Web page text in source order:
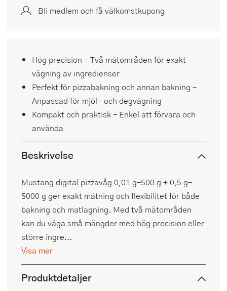
Bli medlem och få välkomstkupong
Hög precision – Två mätområden för exakt
vägning av ingredienser
Perfekt för pizzabakning och annan bakning –
Anpassad för mjöl- och degvägning
Kompakt och praktisk – Enkel att förvara och
använda
Beskrivelse
Mustang digital pizzavåg 0,01 g–500 g + 0,5 g–
5000 g ger exakt mätning och flexibilitet för både
bakning och matlagning. Med två mätområden
kan du väga små mängder med hög precision eller
större ingre...
Visa mer
Produktdetaljer